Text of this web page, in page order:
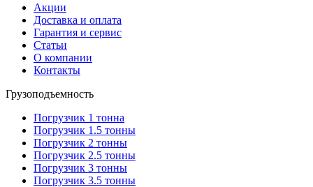
Акции
Доставка и оплата
Гарантия и сервис
Статьи
О компании
Контакты
Грузоподъемность
Погрузчик 1 тонна
Погрузчик 1.5 тонны
Погрузчик 2 тонны
Погрузчик 2.5 тонны
Погрузчик 3 тонны
Погрузчик 3.5 тонны